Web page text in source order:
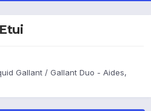
Gallant / Gallant Duo - Aides,